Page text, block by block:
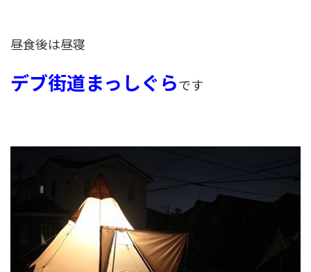
昼食後は昼寝
デブ街道まっしぐらです